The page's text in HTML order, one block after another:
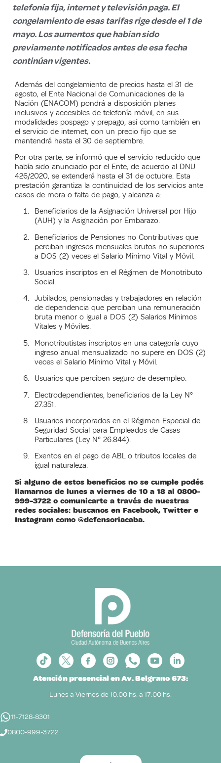
telefonía fija, internet y televisión paga. El
congelamiento de esas tarifas rige desde el 1 de
mayo. Los aumentos que habían sido
previamente notificados antes de esa fecha
continúan vigentes.
Además del congelamiento de precios hasta el 31 de
agosto, el Ente Nacional de Comunicaciones de la
Nación (ENACOM) pondrá a disposición planes
inclusivos y accesibles de telefonía móvil, en sus
modalidades pospago y prepago, así como también en
el servicio de internet, con un precio fijo que se
mantendrá hasta el 30 de septiembre.
Por otra parte, se informó que el servicio reducido que
había sido anunciado por el Ente, de acuerdo al DNU
426/2020, se extenderá hasta el 31 de octubre. Esta
prestación garantiza la continuidad de los servicios ante
casos de mora o falta de pago, y alcanza a:
Beneficiarios de la Asignación Universal por Hijo
(AUH) y la Asignación por Embarazo.
Beneficiarios de Pensiones no Contributivas que
perciban ingresos mensuales brutos no superiores
a DOS (2) veces el Salario Mínimo Vital y Móvil.
Usuarios inscriptos en el Régimen de Monotributo
Social.
Jubilados, pensionadas y trabajadores en relación
de dependencia que perciban una remuneración
bruta menor o igual a DOS (2) Salarios Mínimos
Vitales y Móviles.
Monotributistas inscriptos en una categoría cuyo
ingreso anual mensualizado no supere en DOS (2)
veces el Salario Mínimo Vital y Móvil.
Usuarios que perciben seguro de desempleo.
Electrodependientes, beneficiarios de la Ley N°
27.351.
Usuarios incorporados en el Régimen Especial de
Seguridad Social para Empleados de Casas
Particulares (Ley N° 26.844).
Exentos en el pago de ABL o tributos locales de
igual naturaleza.
Si alguno de estos beneficios no se cumple podés
llamarnos de lunes a viernes de 10 a 18 al 0800-
999-3722 o comunicarte a través de nuestras
redes sociales: buscanos en Facebook, Twitter e
Instagram como @defensoriacaba.
Atención presencial en Av. Belgrano 673:
Lunes a Viernes de 10:00 hs. a 17:00 hs.
11-7128-8301
0800-999-3722